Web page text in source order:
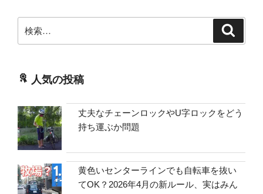
索:
人気の投稿
丈夫なチェーンロックやU字ロックをどう
持ち運ぶか問題
黄色いセンターラインでも自転車を抜い
てOK？2026年4月の新ルール、実はみん